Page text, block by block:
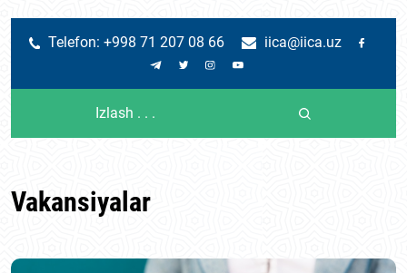
Telefon: +998 71 207 08 66 iica@iica.uz
Vakansiyalar